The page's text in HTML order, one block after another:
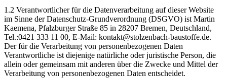
1.2 Verantwortlicher für die Datenverarbeitung auf dieser Website
im Sinne der Datenschutz-Grundverordnung (DSGVO) ist Martin
Kaemena, Pfalzburger Straße 85 in 28207 Bremen, Deutschland,
Tel.:0421 333 11 00, E-Mail: kontakt@stolzenbach-baustoffe.de.
Der für die Verarbeitung von personenbezogenen Daten
Verantwortliche ist diejenige natürliche oder juristische Person, die
allein oder gemeinsam mit anderen über die Zwecke und Mittel der
Verarbeitung von personenbezogenen Daten entscheidet.